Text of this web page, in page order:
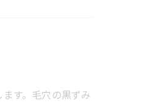
す。毛穴の黒ずみ